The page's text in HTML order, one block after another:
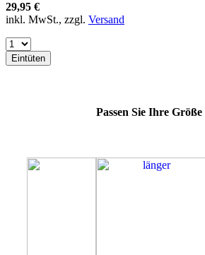
64E
64F
64L
64M
29,95 €
inkl. MwSt., zzgl. Versand
Eintüten
Passen Sie Ihre Größe